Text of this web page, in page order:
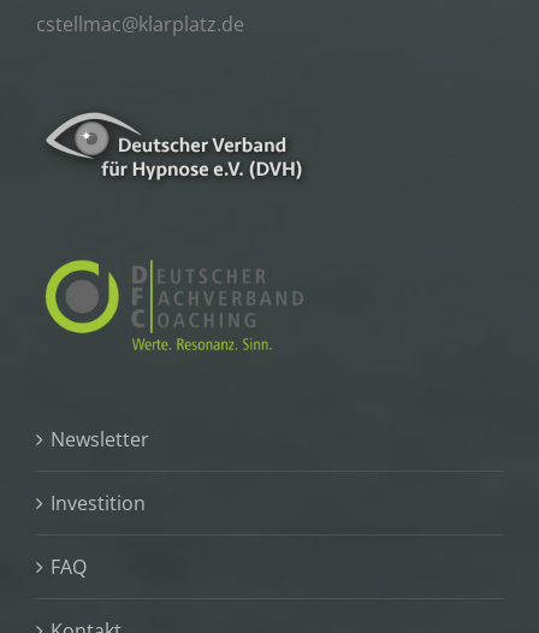
cstellmac@klarplatz.de
Newsletter
Investition
FAQ